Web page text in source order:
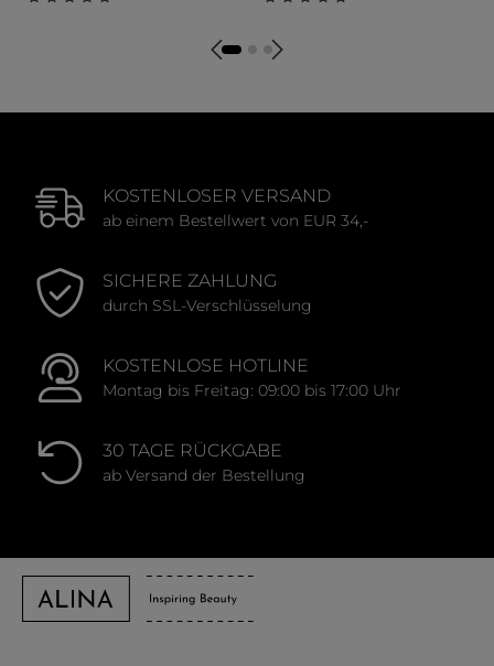
KOSTENLOSER VERSAND
ab einem Bestellwert von EUR 34,-
SICHERE ZAHLUNG
durch SSL-Verschlüsselung
KOSTENLOSE HOTLINE
Montag bis Freitag: 09:00 bis 17:00 Uhr
30 TAGE RÜCKGABE
ab Versand der Bestellung